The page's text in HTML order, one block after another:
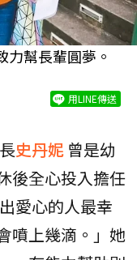
幫長輩圓夢。
用LINE傳送
史丹妮 曾是幼
後全心投入擔任
愛心的人最幸
噴上幾滴。」她